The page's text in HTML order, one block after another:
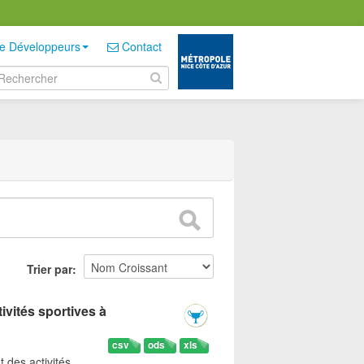
Développeurs Contact
Trier par
sportives à
xls
ods
csv